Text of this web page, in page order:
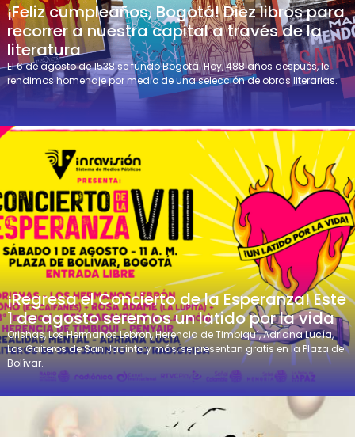
¡Feliz cumpleaños, Bogotá! Diez libros para
recorrer a nuestra capital a través de la
literatura
El 6 de agosto de 1538 se fundó Bogotá. Hoy, 488 años después, le
rendimos homenaje por medio de una selección de obras literarias.
¡Regresa el Concierto de la Esperanza! Este
1 de agosto seremos un latido por la vida
Orishas, Los Hermanos Lebron, Herencia de Timbiquí, Adriana Lucía,
Los Gaiteros de San Jacinto y más, se presentan gratis en la Plaza de
Bolívar.